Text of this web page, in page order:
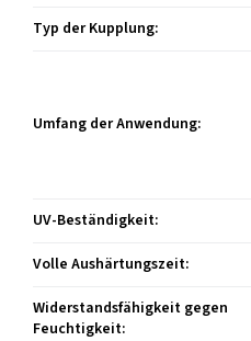
Typ der Kupplung:
Umfang der Anwendung:
UV-Beständigkeit:
Volle Aushärtungszeit:
Widerstandsfähigkeit gegen
Feuchtigkeit: